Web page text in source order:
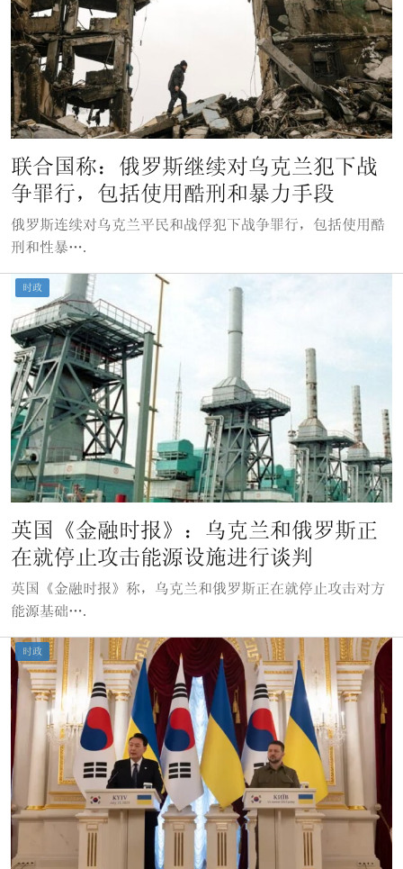
联合国称：俄罗斯继续对乌克兰犯下战
争罪行，包括使用酷刑和暴力手段
俄罗斯连续对乌克兰平民和战俘犯下战争罪行，包括使用酷
刑和性暴….
时政
英国《金融时报》：乌克兰和俄罗斯正
在就停止攻击能源设施进行谈判
英国《金融时报》称，乌克兰和俄罗斯正在就停止攻击对方
能源基础….
时政